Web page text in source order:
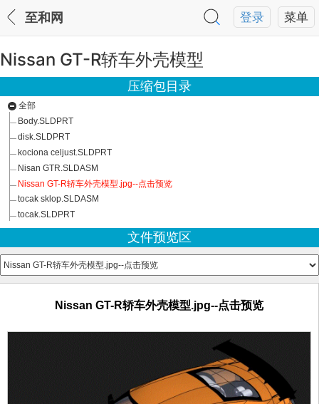
菜单
登录
至和网
Nissan GT-R轿车外壳模型
压缩包目录
全部
Body.SLDPRT
disk.SLDPRT
kociona celjust.SLDPRT
Nisan GTR.SLDASM
Nissan GT-R轿车外壳模型.jpg--点击预览
tocak sklop.SLDASM
tocak.SLDPRT
文件预览区
Nissan GT-R轿车外壳模型.jpg--点击预览